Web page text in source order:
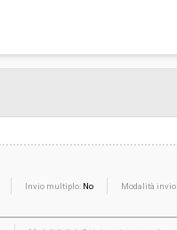
Invio multiplo: No
Modalità